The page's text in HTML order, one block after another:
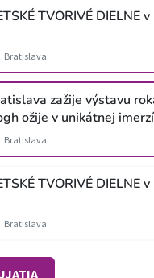
TVORIVÉ DIELNE
Bratislava
zažije výstavu
ožije v unikátnej
Bratislava
TVORIVÉ DIELNE
Bratislava